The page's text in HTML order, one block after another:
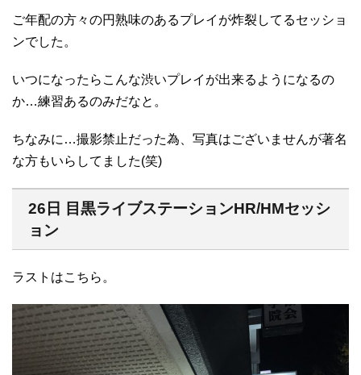
ご年配の方々の円熟味のあるプレイが炸裂してるセッショ
ンでした。
いつになったらこんな渋いプレイが出来るようになるの
か…練習あるのみだなと。
ちなみに…撮影禁止だった為、写真はございませんが著名
な方もいらしてました(笑)
26日 目黒ライブステーションHR/HMセッシ
ョン
ラストはこちら。